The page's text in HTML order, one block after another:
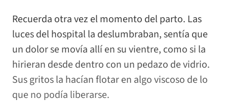
Recuerda otra vez el momento del parto. Las
luces del hospital la deslumbraban, sentía que
un dolor se movía allí en su vientre, como si la
hirieran desde dentro con un pedazo de vidrio.
Sus gritos la hacían flotar en algo viscoso de lo
que no podía liberarse.